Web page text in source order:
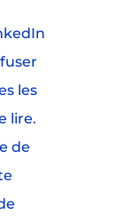
les
lire.
de